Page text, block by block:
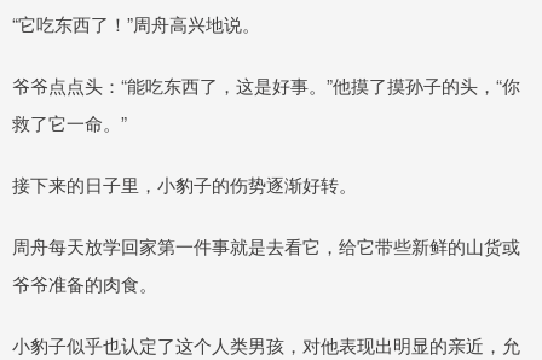
“它吃东西了！”周舟高兴地说。
爷爷点点头：“能吃东西了，这是好事。”他摸了摸孙子的头，“你
救了它一命。”
接下来的日子里，小豹子的伤势逐渐好转。
周舟每天放学回家第一件事就是去看它，给它带些新鲜的山货或
爷爷准备的肉食。
小豹子似乎也认定了这个人类男孩，对他表现出明显的亲近，允